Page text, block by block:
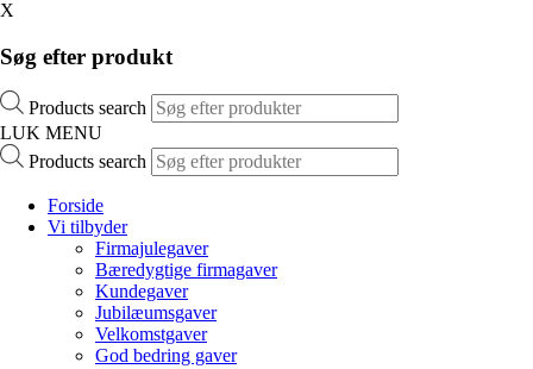
X
Søg efter produkt
Products search
LUK MENU
Products search
Forside
Vi tilbyder
Firmajulegaver
Bæredygtige firmagaver
Kundegaver
Jubilæumsgaver
Velkomstgaver
God bedring gaver